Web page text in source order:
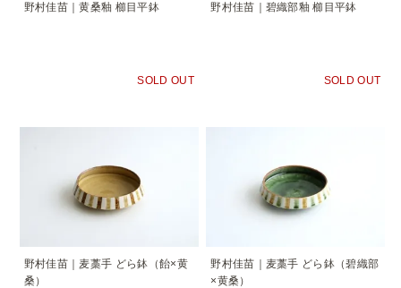
野村佳苗｜黄桑釉 櫛目平鉢
SOLD OUT
野村佳苗｜碧織部釉 櫛目平鉢
SOLD OUT
野村佳苗｜麦藁手 どら鉢（飴×黄
桑）
野村佳苗｜麦藁手 どら鉢（碧織部
×黄桑）